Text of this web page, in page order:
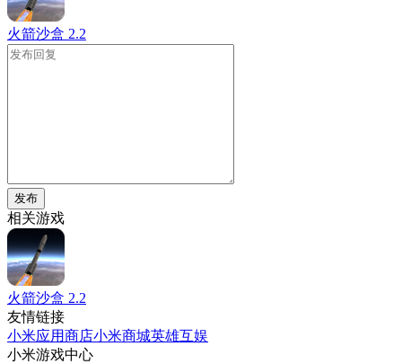
火箭沙盒 2.2
发布
相关游戏
火箭沙盒 2.2
友情链接
小米应用商店小米商城英雄互娱
小米游戏中心